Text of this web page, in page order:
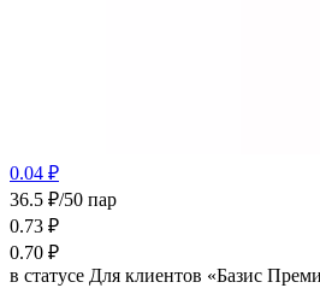
0.04 ₽
36.5 ₽/50 пар
0.73 ₽
0.70 ₽
в статусе Для клиентов «Базис